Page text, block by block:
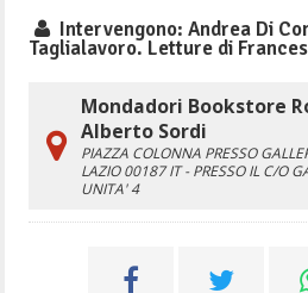
Intervengono: Andrea Di
Taglialavoro. Letture di
Mondadori Bookstore
Alberto Sordi
PIAZZA COLONNA PRESSO
LAZIO 00187 IT - PRESSO IL C/O
UNITA' 4